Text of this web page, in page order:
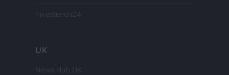
Investieren24
UK
News Hub UK